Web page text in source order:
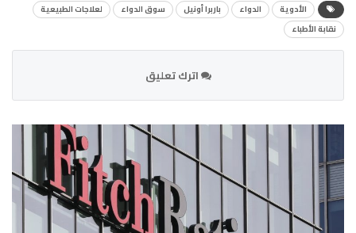
الأدوية الدواء باربرا أونيل سوق الدواء
لعلاجات الطبيعية
نقابة الأطباء
اترك تعليق